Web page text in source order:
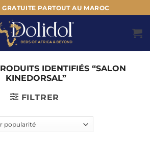
PARTOUT AU MAROC
IDENTIFIÉS “SALON
KINEDORSAL”
FILTRER